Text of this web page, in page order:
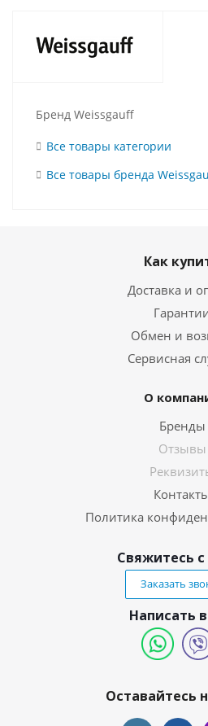
Бренд Weissgauff
Все товары категории
Все товары бренда
Как
Доставка и
Обмен и
Сервисная
О
Бренды
Отзывы
Политика
Свяжитесь
Заказать
Написать
Оставайтесь